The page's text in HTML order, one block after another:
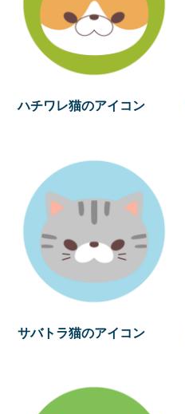
ハチワレ猫のアイコン
サバトラ猫のアイコン